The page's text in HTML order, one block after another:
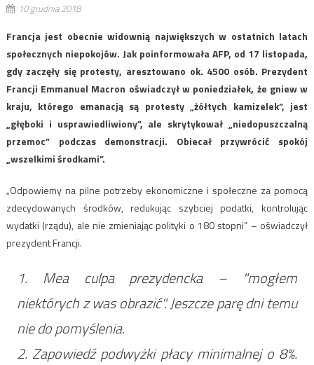
10 grudnia 2018
Francja jest obecnie widownią największych w ostatnich latach
społecznych niepokojów. Jak poinformowała AFP, od 17 listopada,
gdy zaczęły się protesty, aresztowano ok. 4500 osób. Prezydent
Francji Emmanuel Macron oświadczył w poniedziałek, że gniew w
kraju, którego emanacją są protesty „żółtych kamizelek”, jest
„głęboki i usprawiedliwiony”, ale skrytykował „niedopuszczalną
przemoc” podczas demonstracji. Obiecał przywrócić spokój
„wszelkimi środkami”.
„Odpowiemy na pilne potrzeby ekonomiczne i społeczne za pomocą
zdecydowanych środków, redukując szybciej podatki, kontrolując
wydatki (rządu), ale nie zmieniając polityki o 180 stopni” – oświadczył
prezydent Francji.
1. Mea culpa prezydencka – "mogłem
niektórych z was obrazić". Jeszcze parę dni temu
nie do pomyślenia.
2. Zapowiedź podwyżki płacy minimalnej o 8%.